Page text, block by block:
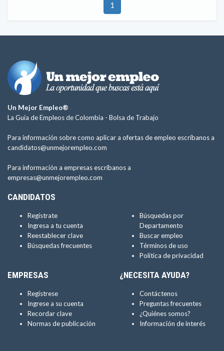
1
Un Mejor Empleo®
La Guía de Empleos de Colombia - Bolsa de Trabajo
Para información sobre como aplicar a ofertas de empleo escríbanos a
candidatos@unmejorempleo.com
Para información a empresas escríbanos a
empresas@unmejorempleo.com
CANDIDATOS
Regístrate
Ingresa a tu cuenta
Reestablecer clave
Búsquedas frecuentes
Búsquedas por
Departamento
Buscar empleo
Términos de uso
Política de privacidad
EMPRESAS
Regístrese
Ingrese a su cuenta
Recordar clave
Normas de publicación
¿NECESITA AYUDA?
Contáctenos
Preguntas frecuentes
¿Quiénes somos?
Información de interés